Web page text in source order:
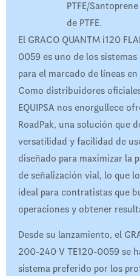
PTFE/
de PTFE.
El GRACO QUANTM i120
0059 es uno de los
para el marcado de líneas
Como distribuidores
EQUIPSA nos enorgullece
RoadPak, una solución que
versatilidad y facilidad de
diseñado para maximizar la
de señalización vial, lo que
ideal para contratistas que
operaciones y obtener
Desde su lanzamiento, el
200-240 V TE120-0059 se
sistema preferido por los